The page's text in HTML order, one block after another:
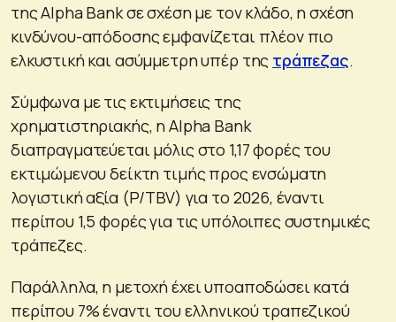
της Alpha Bank σε σχέση με τον κλάδο, η σχέση
κινδύνου-απόδοσης εμφανίζεται πλέον πιο
ελκυστική και ασύμμετρη υπέρ της τράπεζας.
Σύμφωνα με τις εκτιμήσεις της
χρηματιστηριακής, η Alpha Bank
διαπραγματεύεται μόλις στο 1,17 φορές του
εκτιμώμενου δείκτη τιμής προς ενσώματη
λογιστική αξία (P/TBV) για το 2026, έναντι
περίπου 1,5 φορές για τις υπόλοιπες συστημικές
τράπεζες.
Παράλληλα, η μετοχή έχει υποαποδώσει κατά
περίπου 7% έναντι του ελληνικού τραπεζικού